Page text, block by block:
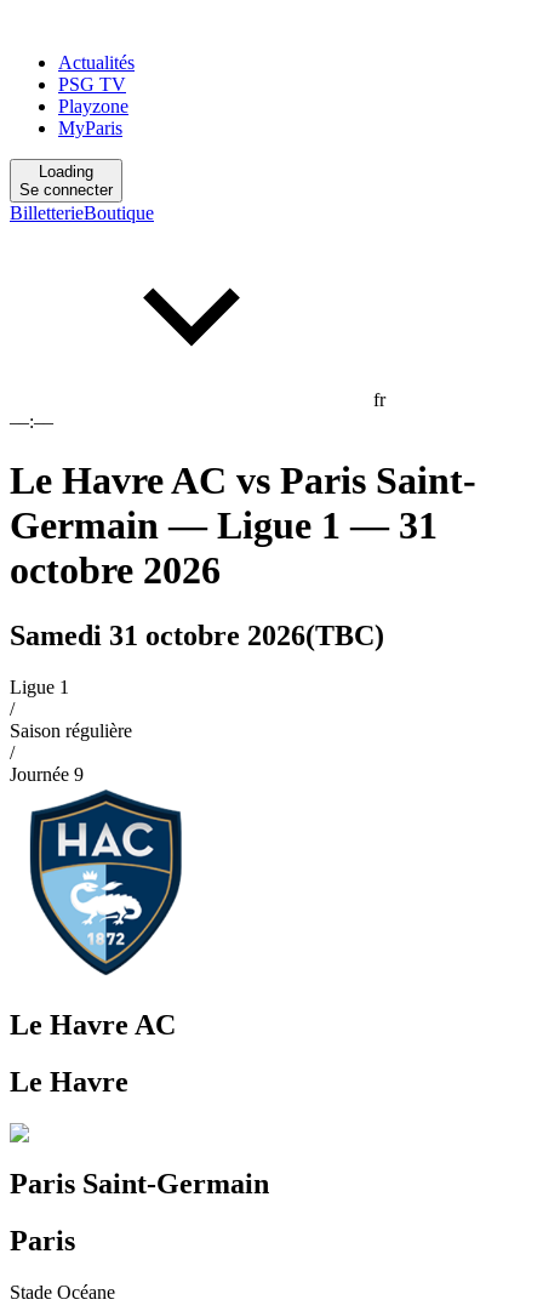
Actualités
PSG TV
Playzone
MyParis
Loading
Se connecter
BilletterieBoutique
fr
––:––
Le Havre AC vs Paris Saint-
Germain— Ligue 1 — 31
octobre 2026
Samedi 31 octobre 2026(TBC)
Ligue 1
/
Saison régulière
/
Journée 9
Le Havre AC
Le Havre
Paris Saint-Germain
Paris
Stade Océane